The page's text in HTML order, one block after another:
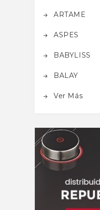
ARTAME
ASPES
BABYLISS
BALAY
Ver Más